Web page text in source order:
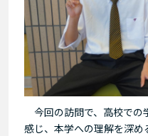
今回の訪問で、高校での
感じ、本学への理解を深